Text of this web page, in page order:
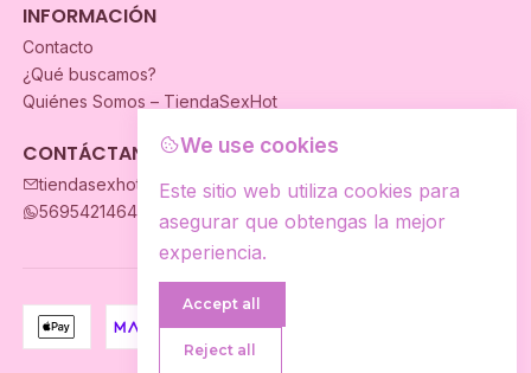
INFORMACIÓN
Contacto
¿Qué buscamos?
Quiénes Somos – TiendaSexHot
CONTÁCTANOS
tiendasexhot@gmail.com
56954214649
We use cookies
Este sitio web utiliza cookies para
asegurar que obtengas la mejor
experiencia.
Accept all
Reject all